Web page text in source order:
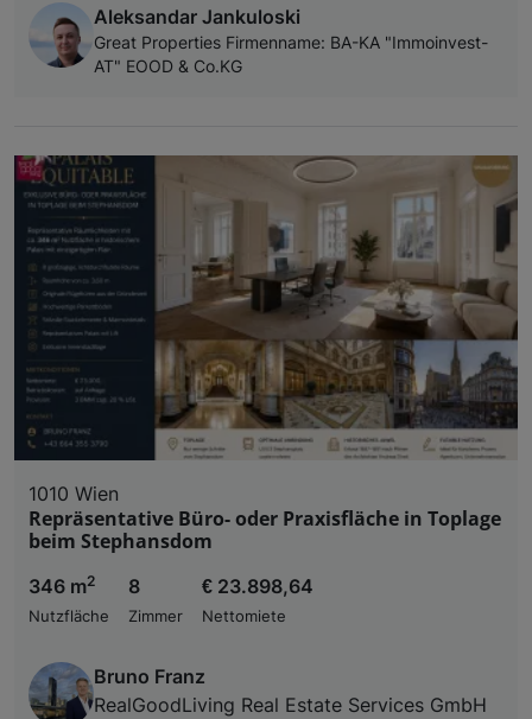
Aleksandar Jankuloski
Great Properties Firmenname: BA-KA "Immoinvest-
AT" EOOD & Co.KG
1010 Wien
Repräsentative Büro- oder Praxisfläche in Toplage
beim Stephansdom
346 m2
Nutzfläche
8
Zimmer
€ 23.898,64
Nettomiete
Bruno Franz
RealGoodLiving Real Estate Services GmbH